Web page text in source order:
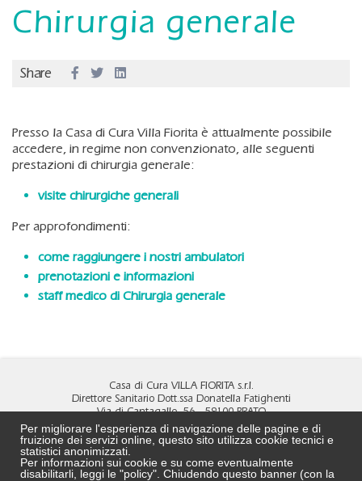
Per migliorare l'esperienza di navigazione delle pagine e di
fruizione dei servizi online, questo sito utilizza cookie tecnici e
statistici anonimizzati.
Per informazioni sui cookie e su come eventualmente
disabilitarli, leggi le "policy". Chiudendo questo banner (con la
Chirurgia generale
Share
Presso la Casa di Cura Villa Fiorita è attualmente possibile
accedere, in regime non convenzionato, alle seguenti
prestazioni di chirurgia generale:
visite chirurgiche generali
Per approfondimenti:
come raggiungere i nostri ambulatori
prenotazioni e informazioni
staff medico di Chirurgia generale
Casa di Cura VILLA FIORITA s.r.l.
Direttore Sanitario Dott.ssa Donatella Fatighenti
Via di Cantagallo, 56 - 59100 PRATO
Tel0574 4891 - Fax0574 690472
MAIL: info@villa-fiorita.it
PEC:
cdcvillafiorita@pec.it
DPO:DPO@villa-fiorita.it
REA N. PO 524239 - C.F. e P.Iva 02323750972